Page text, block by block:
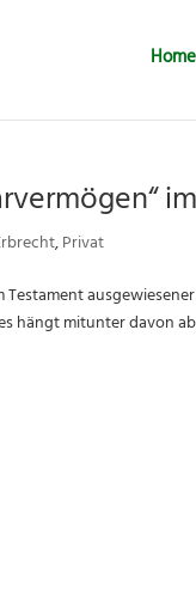
Home
,Privat
Testament
hängt mitunter davon